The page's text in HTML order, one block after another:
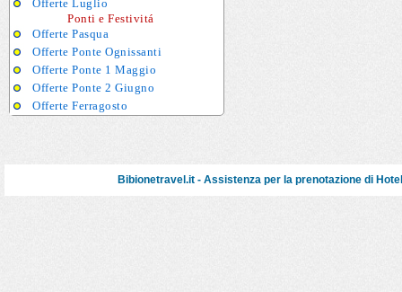
Offerte Luglio
Ponti e Festivitá
Offerte Pasqua
Offerte Ponte Ognissanti
Offerte Ponte 1 Maggio
Offerte Ponte 2 Giugno
Offerte Ferragosto
Bibionetravel.it - Assistenza per la prenotazione di